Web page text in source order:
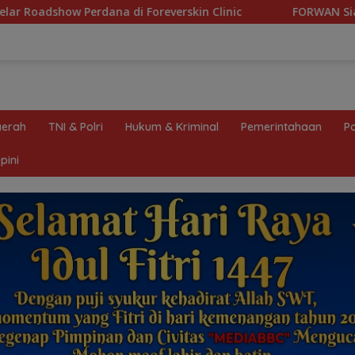
Foreverskin Clinic FORWAN Siapkan Diskusi Publik
TNI & Polri Hukum & Kriminal Pemerintahaan